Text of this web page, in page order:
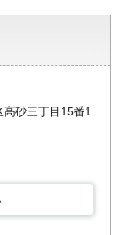
砂三丁目15番1